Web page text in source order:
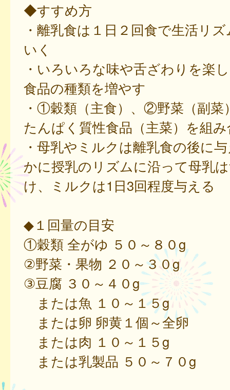
◆すすめ方
・離乳食は１日２回食で生活リ
いく
・いろいろな味や舌ざわりを楽
食品の種類を増やす
・①穀類（主食）、②野菜（副
たんぱく質性食品（主菜）を組
・母乳やミルクは離乳食の後に
かに授乳のリズムに沿って母乳
け、ミルクは1日3回程度与える
◆１回量の目安
①穀類 全がゆ ５０～８０g
②野菜・果物 ２０～３０g
③豆腐 ３０～４０g
または魚 １０～１５g
または卵 卵黄１個～全卵
または肉 １０～１５g
または乳製品 ５０～７０g